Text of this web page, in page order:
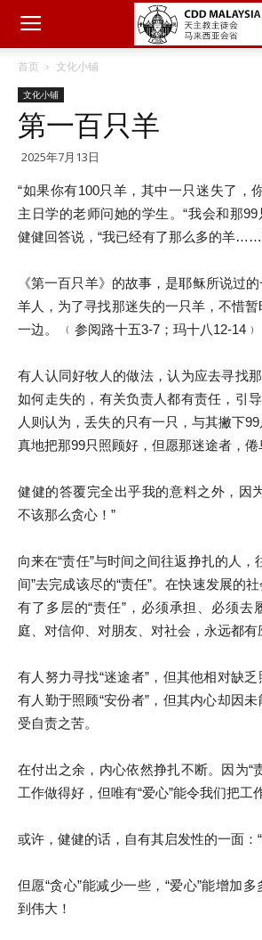
首页 文化小铺
文化小铺
第一百只羊
2025年7月13日
“如果你有100只羊，其中一只迷失了，
主日学的老师问她的学生。“我会和那99
健健回答说，“我已经有了那么多的羊
《第一百只羊》的故事，是耶稣所说过
羊人，为了寻找那迷失的一只羊，不惜
一边。 ﹙参阅路十五3-7；玛十八12-14﹚
有人认同好牧人的做法，认为应去寻找
如何走失的，有关负责人都有责任，引
人则认为，丢失的只有一只，与其撇下
真地把那99只照顾好，但愿那迷途者，倦
健健的答覆完全出乎我的意料之外，
不该那么贪心！”
向来在“责任”与时间之间往返挣扎的人，
间”去完成该尽的“责任”。在快速发展的
有了多层的“责任”，必须承担、必须去
庭、对信仰、对朋友、对社会，永远都有
有人努力寻找“迷途者”，但其他相对缺乏
有人勤于照顾“安份者”，但其内心却因
受自责之苦。
在付出之余，内心依然挣扎不断。因为“
工作做得好，但唯有“爱心”能令我们把工
或许，健健的话，自有其启发性的一面：
但愿“贪心”能减少一些，“爱心”能增加
到伟大！